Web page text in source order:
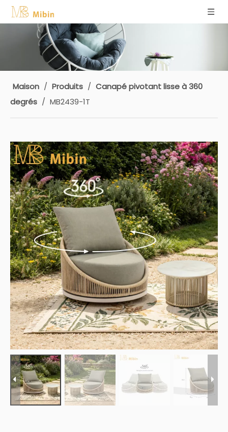
Maison / Produits / Canapé pivotant lisse à 360
degrés / MB2439-1T